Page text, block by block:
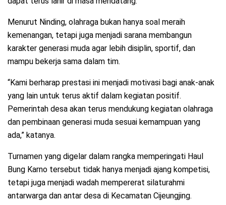
Menurut Ninding, olahraga bukan hanya soal meraih
kemenangan, tetapi juga menjadi sarana membangun
karakter generasi muda agar lebih disiplin, sportif, dan
mampu bekerja sama dalam tim.
“Kami berharap prestasi ini menjadi motivasi bagi anak-anak
yang lain untuk terus aktif dalam kegiatan positif.
Pemerintah desa akan terus mendukung kegiatan olahraga
dan pembinaan generasi muda sesuai kemampuan yang
ada,” katanya.
Turnamen yang digelar dalam rangka memperingati Haul
Bung Karno tersebut tidak hanya menjadi ajang kompetisi,
tetapi juga menjadi wadah mempererat silaturahmi
antarwarga dan antar desa di Kecamatan Cijeungjing.